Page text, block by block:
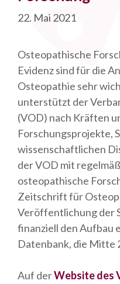
22. Mai 2021
Osteopathische
Evidenz sind für die
Osteopathie sehr
unterstützt der
(VOD) nach Kräften
Forschungsprojekte,
wissenschaftlichen
der VOD mit
osteopathische
Zeitschrift für
Veröffentlichung der
finanziell den Aufbau
Datenbank, die Mitte
Auf derWebsite des